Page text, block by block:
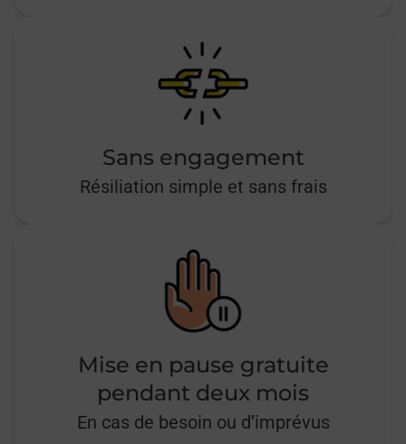
Sans engagement
Résiliation simple et sans frais
Mise en pause gratuite
pendant deux mois
En cas de besoin ou d’imprévus